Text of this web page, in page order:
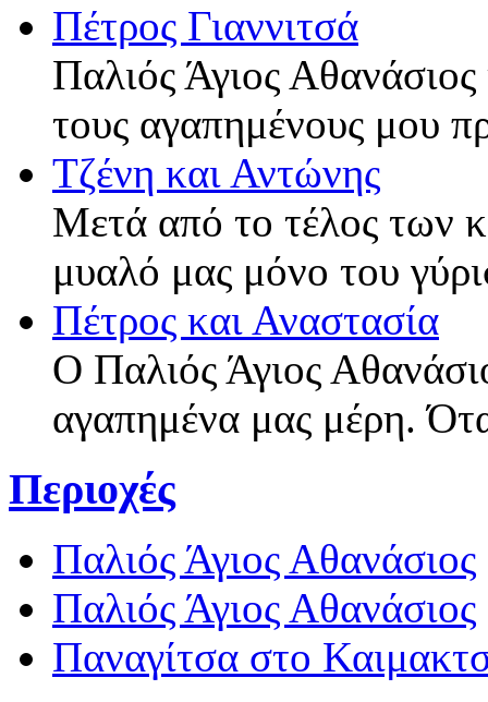
Πέτρος Γιαννιτσά
Παλιός Άγιος
τους αγαπημένους μου
Τζένη και Αντώνης
Μετά από το τέλος των
μυαλό μας μόνο του
Πέτρος και Αναστασία
Ο Παλιός Άγιος
αγαπημένα μας μέρη.
Περιοχές
Παλιός Άγιος Αθανάσιος
Παλιός Άγιος Αθανάσιος
Παναγίτσα στο